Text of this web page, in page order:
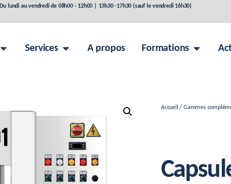
Du lundi au vendredi de 08h00 - 12h00 | 13h30 -17h30 (sauf le vendredi 16h30)
Services A propos Formations
Accueil /Gammes